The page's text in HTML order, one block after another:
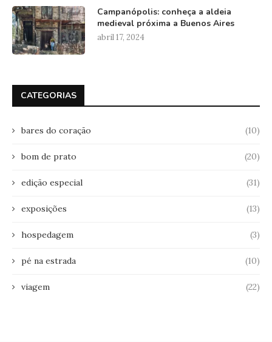
Campanópolis: conheça a aldeia
medieval próxima a Buenos Aires
abril 17, 2024
CATEGORIAS
bares do coração (10)
bom de prato (20)
edição especial (31)
exposições (13)
hospedagem (3)
pé na estrada (10)
viagem (22)